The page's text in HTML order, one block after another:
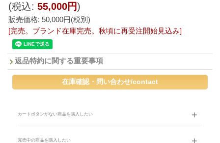
販売価格: 50,000円(税別)
(税込: 55,000円)
[完売。ブランド在庫完売。秋頃に再受注開始見込み]
返品特約に関する重要事項
カートボタンがない商品を購入したい
完売中の商品を購入したい